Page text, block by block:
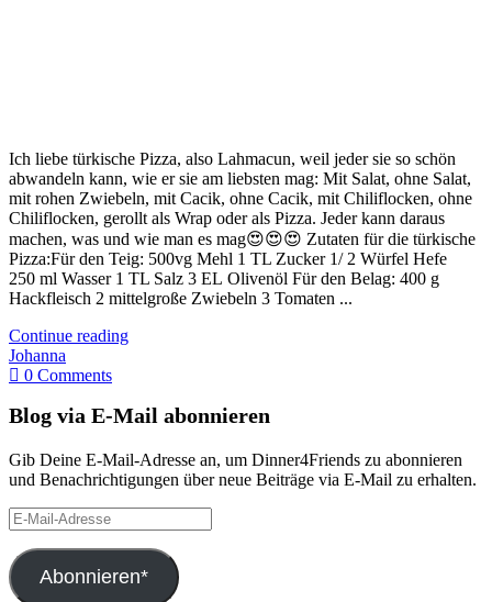
Ich liebe türkische Pizza, also Lahmacun, weil jeder sie so schön
abwandeln kann, wie er sie am liebsten mag: Mit Salat, ohne Salat,
mit rohen Zwiebeln, mit Cacik, ohne Cacik, mit Chiliflocken, ohne
Chiliflocken, gerollt als Wrap oder als Pizza. Jeder kann daraus
machen, was und wie man es mag😍😍😍 Zutaten für die türkische
Pizza:Für den Teig: 500vg Mehl 1 TL Zucker 1/ 2 Würfel Hefe
250 ml Wasser 1 TL Salz 3 EL Olivenöl Für den Belag: 400 g
Hackfleisch 2 mittelgroße Zwiebeln 3 Tomaten ...
Continue reading
Johanna
0 Comments
Blog via E-Mail abonnieren
Gib Deine E-Mail-Adresse an, um Dinner4Friends zu abonnieren
und Benachrichtigungen über neue Beiträge via E-Mail zu erhalten.
E-
Mail-
Adresse
Abonnieren*